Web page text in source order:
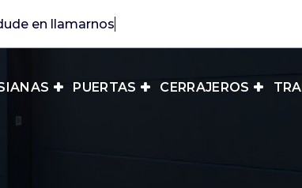
PUERTAS CERRAJEROS